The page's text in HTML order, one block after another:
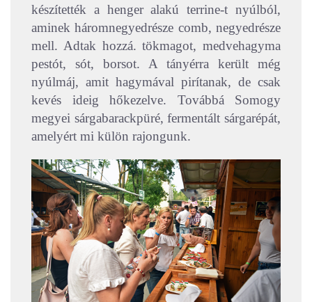
készítették a henger alakú terrine-t nyúlból,
aminek háromnegyedrésze comb, negyedrésze
mell. Adtak hozzá. tökmagot, medvehagyma
pestót, sót, borsot. A tányérra került még
nyúlmáj, amit hagymával pirítanak, de csak
kevés ideig hőkezelve. Továbbá Somogy
megyei sárgabarackpüré, fermentált sárgarépát,
amelyért mi külön rajongunk.